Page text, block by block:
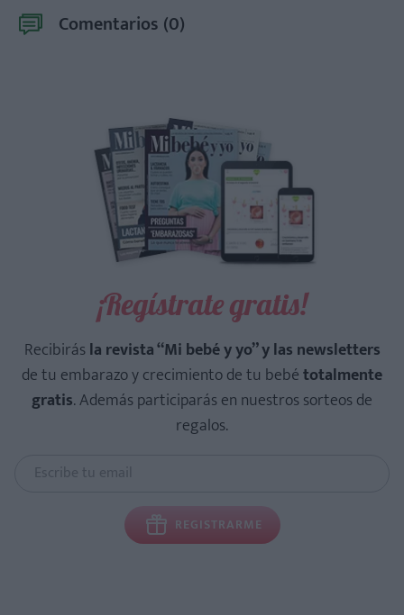
Comentarios (0)
¡Regístrate gratis!
Recibirásla revista “Mi bebé y yo” y las newsletters
de tu embarazo y crecimiento de tu bebétotalmente
gratis. Además participarás en nuestros sorteos de
regalos.
REGISTRARME